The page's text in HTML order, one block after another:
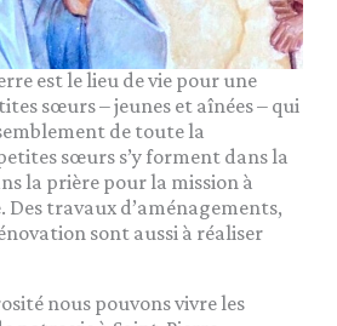
est le lieu de vie pour une
sœurs – jeunes et aînées – qui
de toute la
sœurs s’y forment dans la
la prière pour la mission à
Des travaux d’aménagements,
sont aussi à réaliser
nous pouvons vivre les